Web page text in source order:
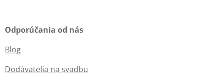
Odporúčania od nás
Blog
Dodávatelia na svadbu